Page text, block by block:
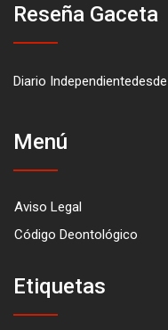
Reseña Gaceta
Diario
Menú
Aviso Legal
Código Deontológico
Etiquetas